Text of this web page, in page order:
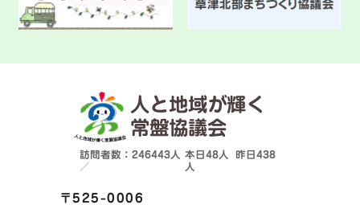
人と地域が輝く
常盤協議会
訪問者数：246443人
／
本日48人 昨日438
人
〒525-0006